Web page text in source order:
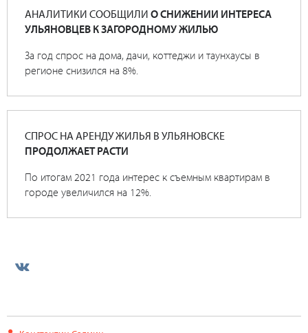
АНАЛИТИКИ СООБЩИЛИ О СНИЖЕНИИ ИНТЕРЕСА
УЛЬЯНОВЦЕВ К ЗАГОРОДНОМУ ЖИЛЬЮ
За год спрос на дома, дачи, коттеджи и таунхаусы в
регионе снизился на 8%.
СПРОС НА АРЕНДУ ЖИЛЬЯ В УЛЬЯНОВСКЕ
ПРОДОЛЖАЕТ РАСТИ
По итогам 2021 года интерес к съемным квартирам в
городе увеличился на 12%.